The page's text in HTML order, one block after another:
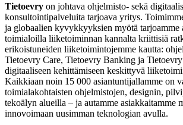
Tietoevry on johtava ohjelmisto- sekä
konsultointipalveluita tarjoava yritys.
ja globaalien kyvykkyyksien myötä tarjoamme
toimialoilla liiketoiminnan kannalta kriittisiä
erikoistuneiden liiketoimintojemme kautta:
Tietoevry Care, Tietoevry Banking ja
digitaaliseen kehittämiseen keskittyvä
Kaikkiaan noin 15 000 asiantuntijallamme on
toimialakohtaisten ohjelmistojen, designin,
tekoälyn alueilla – ja autamme asiakkaitamme
innovoimaan uusimman teknologian avulla.